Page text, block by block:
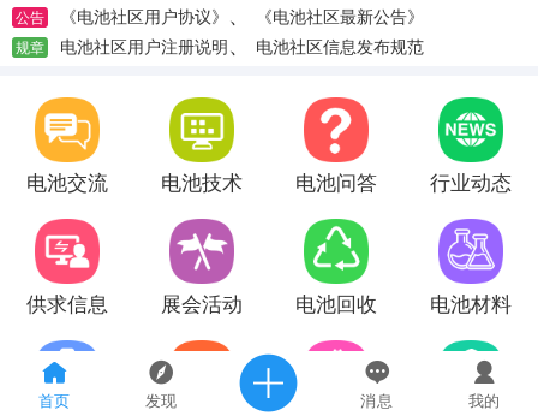
首页 发现 消息 我的
公告 《电池社区用户协议》 、 《电池社区最新公告》
规章 电池社区用户注册说明、 电池社区信息发布规范
电池交流 电池技术 电池问答 行业动态
供求信息 展会活动 电池回收 电池材料